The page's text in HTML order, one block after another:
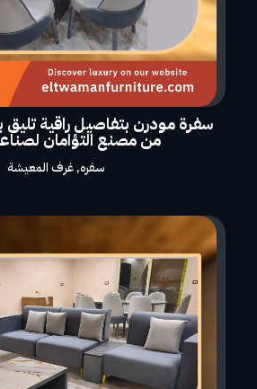
سفرة مودرن بتفاصيل راقية
من مصنع التؤامان
سفره,غرف المعيشة